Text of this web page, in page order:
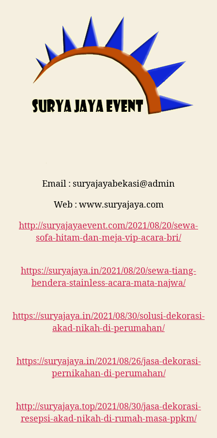
Email : suryajayabekasi@admin
Web : www.suryajaya.com
http://suryajayaevent.com/2021/08/20/sewa-
sofa-hitam-dan-meja-vip-acara-bri/
https://suryajaya.in/2021/08/20/sewa-tiang-
bendera-stainless-acara-mata-najwa/
https://suryajaya.in/2021/08/30/solusi-dekorasi-
akad-nikah-di-perumahan/
https://suryajaya.in/2021/08/26/jasa-dekorasi-
pernikahan-di-perumahan/
http://suryajaya.top/2021/08/30/jasa-dekorasi-
resepsi-akad-nikah-di-rumah-masa-ppkm/